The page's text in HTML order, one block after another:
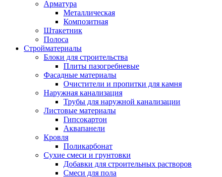
Арматура
Металлическая
Композитная
Штакетник
Полоса
Стройматериалы
Блоки для строительства
Плиты пазогребневые
Фасадные материалы
Очистители и пропитки для камня
Наружная канализация
Трубы для наружной канализации
Листовые материалы
Гипсокартон
Аквапанели
Кровля
Поликарбонат
Сухие смеси и грунтовки
Добавки для строительных растворов
Смеси для пола